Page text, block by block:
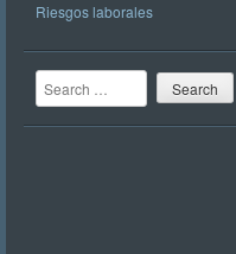
Riesgos laborales
Search